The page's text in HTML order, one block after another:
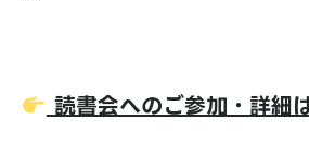
読書会へのご参加・詳細